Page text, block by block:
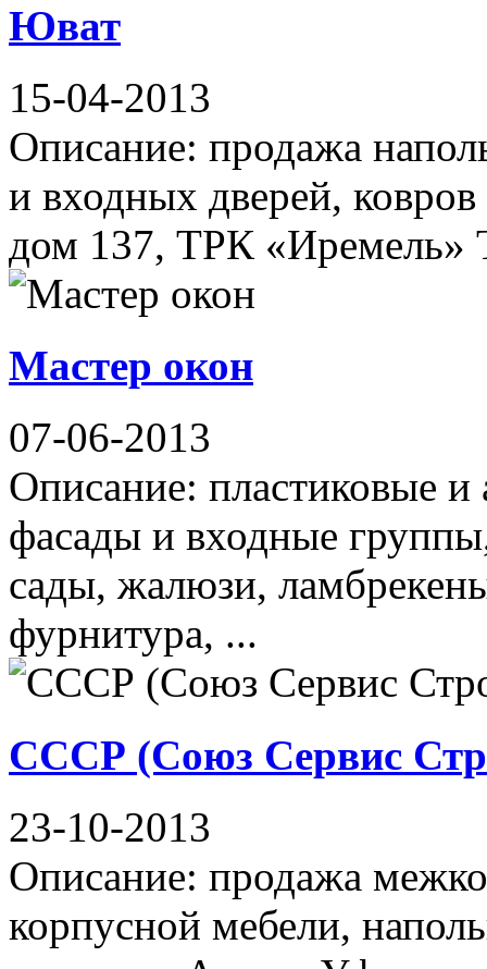
Юват
15-04-2013
Описание: продажа
и входных дверей,
дом 137, ТРК «Иремель»
Мастер окон
07-06-2013
Описание: пластиковые
фасады и входные
сады, жалюзи,
фурнитура, ...
СССР (Союз Сервис
23-10-2013
Описание: продажа
корпусной мебели,